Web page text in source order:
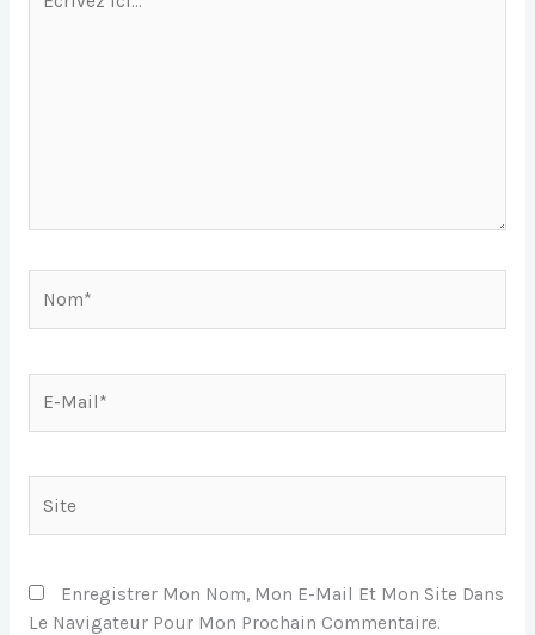
Ici…
Mail*
Enregistrer Mon Nom, Mon E-Mail Et Mon Site Dans
Le Navigateur Pour Mon Prochain Commentaire.